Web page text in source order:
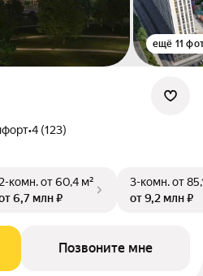
ещё 11
•4 (123)
2-комн.от 60,4 м²
6,7 млн ₽
3-комн.от
от 9,2 млн ₽
Позвоните мне